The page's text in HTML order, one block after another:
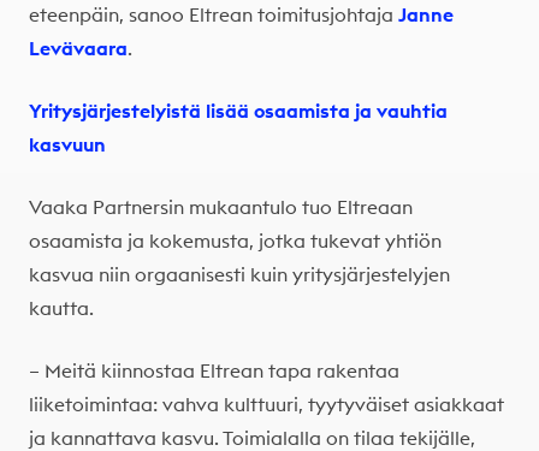
eteenpäin, sanoo Eltrean toimitusjohtaja Janne
Levävaara.
Yritysjärjestelyistä lisää osaamista ja vauhtia
kasvuun
Vaaka Partnersin mukaantulo tuo Eltreaan
osaamista ja kokemusta, jotka tukevat yhtiön
kasvua niin orgaanisesti kuin yritysjärjestelyjen
kautta.
– Meitä kiinnostaa Eltrean tapa rakentaa
liiketoimintaa: vahva kulttuuri, tyytyväiset asiakkaat
ja kannattava kasvu. Toimialalla on tilaa tekijälle,